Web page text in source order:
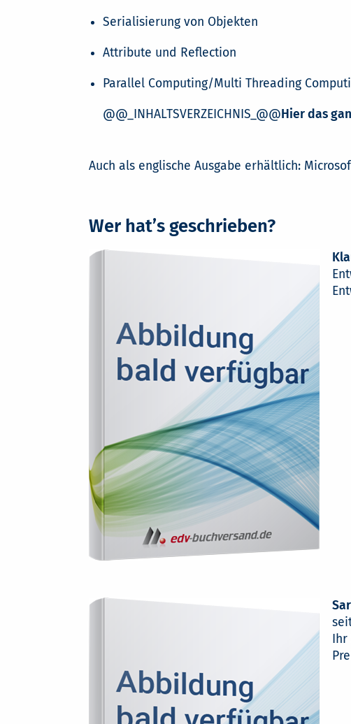
Serialisierung von Objekten
Attribute und Reflection
Parallel Computing/Multi Threading
@@_INHALTSVERZEICHNIS_@@Hier das
Auch als englische Ausgabe erhältlich:
Wer hat’s geschrieben?
Ihr